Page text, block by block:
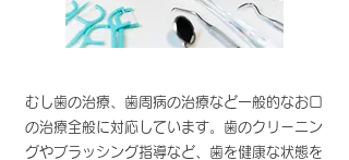
むし歯の治療、歯周病の治療など一般的なお口
の治療全般に対応しています。歯のクリーニン
グやブラッシング指導など、​歯を健康な状態を